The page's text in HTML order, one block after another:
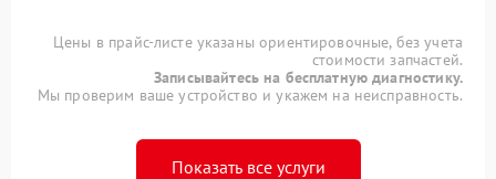
Цены в прайс-листе указаны ориентировочные, без учета
стоимости запчастей.
Записывайтесь на бесплатную диагностику.
Мы проверим ваше устройство и укажем на неисправность.
Показать все услуги